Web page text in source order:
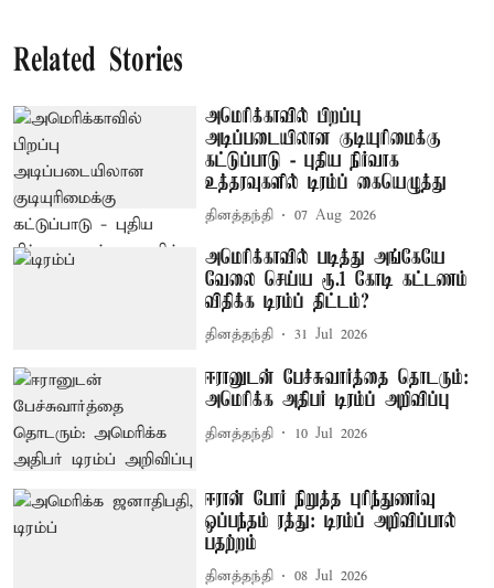
Related Stories
அமெரிக்காவில் பிறப்பு
அடிப்படையிலான குடியுரிமைக்கு
கட்டுப்பாடு - புதிய நிர்வாக
உத்தரவுகளில் டிரம்ப் கையெழுத்து
தினத்தந்தி 07 Aug 2026
அமெரிக்காவில் படித்து அங்கேயே
வேலை செய்ய ரூ.1 கோடி கட்டணம்
விதிக்க டிரம்ப் திட்டம்?
தினத்தந்தி 31 Jul 2026
ஈரானுடன் பேச்சுவார்த்தை தொடரும்:
அமெரிக்க அதிபர் டிரம்ப் அறிவிப்பு
தினத்தந்தி 10 Jul 2026
ஈரான் போர் நிறுத்த புரிந்துணர்வு
ஒப்பந்தம் ரத்து: டிரம்ப் அறிவிப்பால்
பதற்றம்
தினத்தந்தி 08 Jul 2026